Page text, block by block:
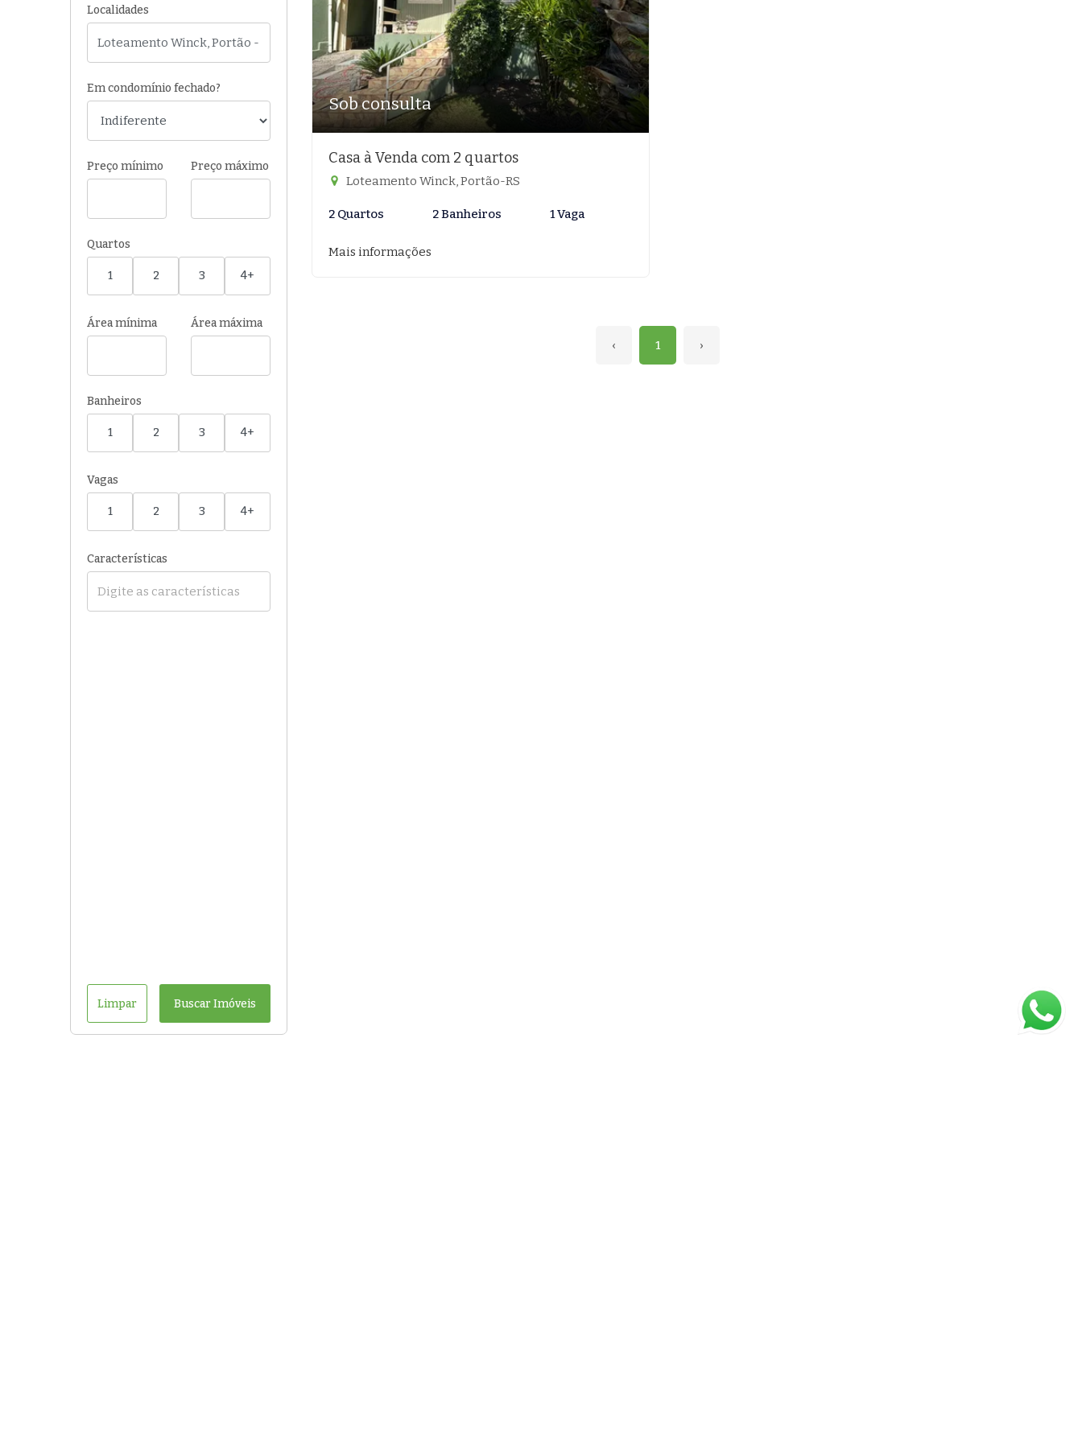
Localidades
Em condomínio fechado?
Preço mínimo Preço máximo
Quartos
1 2 3 4+
Área mínima Área máxima
Banheiros
1 2 3 4+
Vagas
1 2 3 4+
Características
Limpar Buscar Imóveis
Sob consulta
Casa à Venda com 2 quartos
Loteamento Winck, Portão-RS
2 Quartos 2 Banheiros 1 Vaga
Mais informações
‹ 1 ›